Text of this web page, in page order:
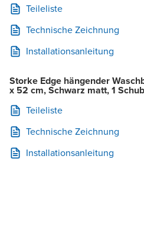
Teileliste
Technische Zeichnung
Installationsanleitung
Storke Edge hängender
x 52 cm, Schwarz matt, 1
Teileliste
Technische Zeichnung
Installationsanleitung